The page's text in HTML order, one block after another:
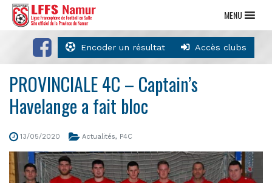
Encoder un résultat Accès clubs
MENU
PROVINCIALE 4C – Captain’s
Havelange a fait bloc
13/05/2020 Actualités, P4C